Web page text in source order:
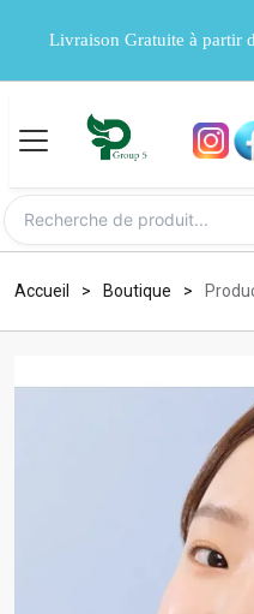
Livraison Gratuite à partir
Accueil Boutique